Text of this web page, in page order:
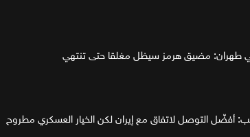
طهران: مضيق هرمز سيظل مغلقا حتى تنتهي
أفضّل التوصل لاتفاق مع إيران لكن الخيار العسكري مطروح